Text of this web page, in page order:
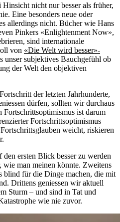
nicht nur besser als früher,
Eine besonders neue oder
allerdings nicht. Bücher wie Hans
Pinkers «Enlightenment Now»,
sind internationale
von «Die Welt wird besser»-
unser subjektives Bauchgefühl ob
der Welt den objektiven
der letzten Jahrhunderte,
dürfen, sollten wir durchaus
ist darum
Fortschrittsoptimismus
weicht, riskieren
ersten Blick besser zu werden
wie man meinen könnte. Zweitens
blind für die Dinge machen, die mit
Drittens geniessen wir aktuell
Sturm – und sind in Tat und
wie nie zuvor.